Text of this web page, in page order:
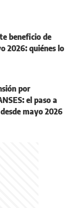
beneficio de
2026: quiénes lo
por
el paso a
mayo 2026